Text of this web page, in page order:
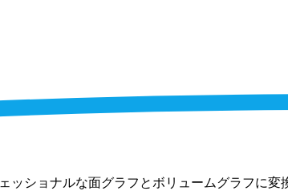
ッショナルな面グラフとボリュームグラフに